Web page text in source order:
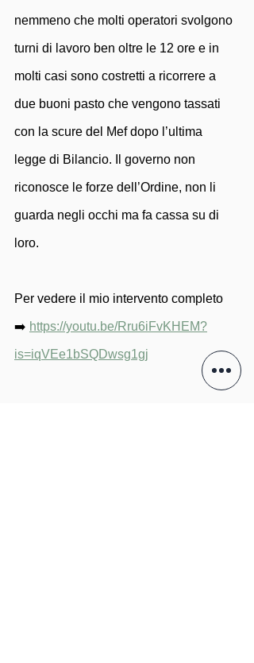
nemmeno che molti operatori svolgono
turni di lavoro ben oltre le 12 ore e in
molti casi sono costretti a ricorrere a
due buoni pasto che vengono tassati
con la scure del Mef dopo l’ultima
legge di Bilancio. Il governo non
riconosce le forze dell’Ordine, non li
guarda negli occhi ma fa cassa su di
loro.
Per vedere il mio intervento completo
➡️ https://youtu.be/Rru6iFvKHEM?
is=iqVEe1bSQDwsg1gj